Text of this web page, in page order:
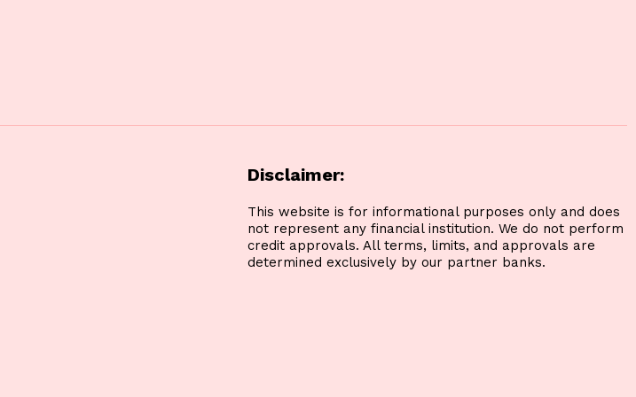
Disclaimer:
This website is for informational purposes only and does
not represent any financial institution. We do not perform
credit approvals. All terms, limits, and approvals are
determined exclusively by our partner banks.